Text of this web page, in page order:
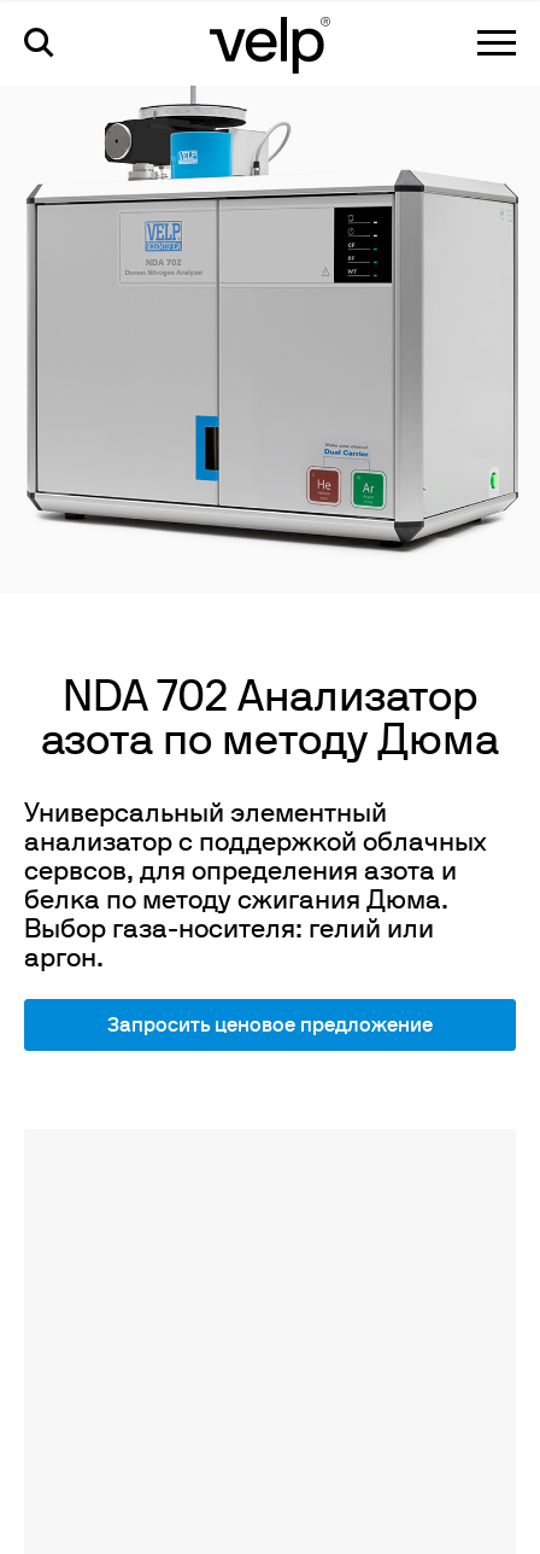
NDA 702 Анализатор
азота по методу Дюма
Универсальный элементный
анализатор с поддержкой облачных
сервсов, для определения азота и
белка по методу сжигания Дюма.
Выбор газа-носителя: гелий или
аргон.
Запросить ценовое предложение